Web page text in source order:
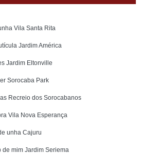
Vila Santa Rita
Jardim América
Jardim Eltonville
Sorocaba Park
Recreio dos Sorocabanos
Vila Nova Esperança
unha Cajuru
mim Jardim Seriema